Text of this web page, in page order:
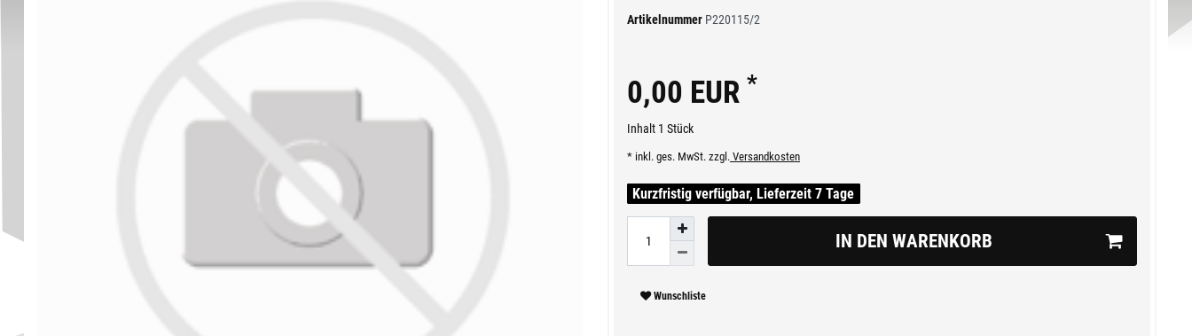
Artikelnummer P220115/2
0,00 EUR *
Inhalt 1 Stück
* inkl. ges. MwSt. zzgl. Versandkosten
Kurzfristig verfügbar, Lieferzeit 7 Tage
IN DEN WARENKORB
Wunschliste